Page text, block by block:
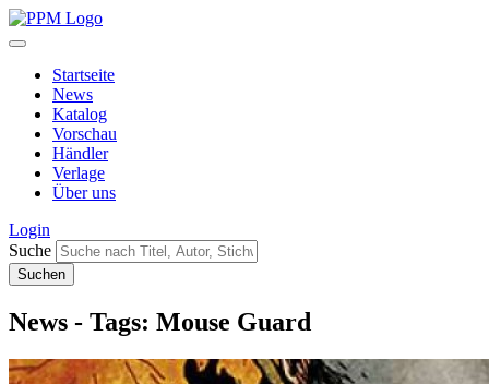
Startseite
News
Katalog
Vorschau
Händler
Verlage
Über uns
Login
Suche
News - Tags: Mouse Guard